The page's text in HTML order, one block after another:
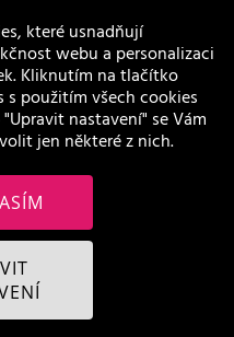
které usnadňují
webu a personalizaci
Kliknutím na tlačítko
s použitím všech cookies
nastavení" se Vám
jen některé z nich.